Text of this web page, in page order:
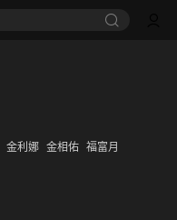
金利娜 金相佑 福富月